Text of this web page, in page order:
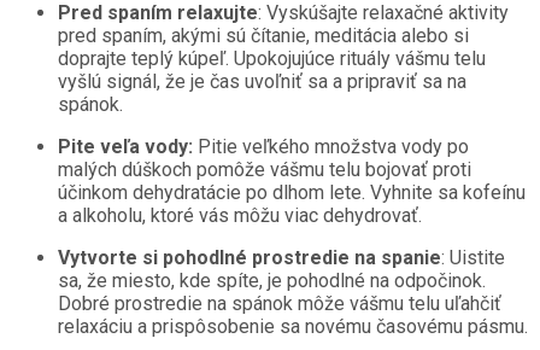
Pred spaním relaxujte: Vyskúšajte relaxačné aktivity
pred spaním, akými sú čítanie, meditácia alebo si
doprajte teplý kúpeľ. Upokojujúce rituály vášmu telu
vyšlú signál, že je čas uvoľniť sa a pripraviť sa na
spánok.
Pite veľa vody: Pitie veľkého množstva vody po
malých dúškoch pomôže vášmu telu bojovať proti
účinkom dehydratácie po dlhom lete. Vyhnite sa kofeínu
a alkoholu, ktoré vás môžu viac dehydrovať.
Vytvorte si pohodlné prostredie na spanie: Uistite
sa, že miesto, kde spíte, je pohodlné na odpočinok.
Dobré prostredie na spánok môže vášmu telu uľahčiť
relaxáciu a prispôsobenie sa novému časovému pásmu.